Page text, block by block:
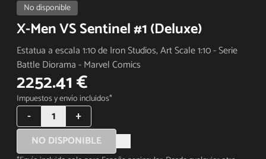
No disponible
X-Men VS Sentinel #1 (Deluxe)
Estatua a escala 1:10 de Iron Studios, Art Scale 1:10 - Serie
Battle Diorama - Marvel Comics
2252.41 €
Impuestos y envío incluidos*
- 1 +
NO DISPONIBLE